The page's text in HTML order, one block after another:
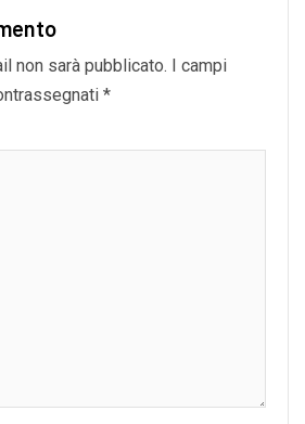
non sarà pubblicato. I campi
*